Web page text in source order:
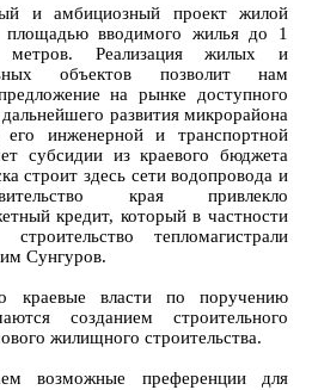
и амбициозный проект жилой
площадью вводимого жилья до 1
метров. Реализация жилых и
объектов позволит нам
на рынке доступного
развития микрорайона
его инженерной и транспортной
субсидии из краевого бюджета
строит здесь сети водопровода и
края привлекло
кредит, который в частности
тепломагистрали
Сунгуров.
краевые власти по поручению
созданием строительного
жилищного строительства.
возможные преференции для